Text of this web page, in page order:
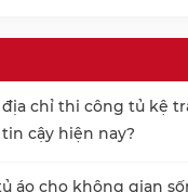
chỉ thi công tủ kệ
cậy hiện nay?
áo cho không gian